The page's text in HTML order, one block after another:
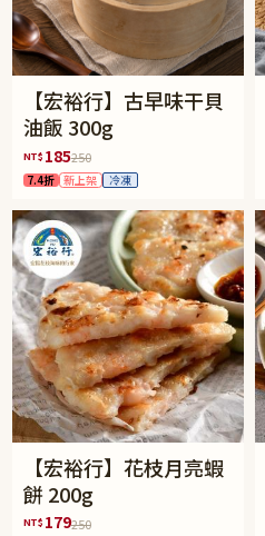
【宏裕行】古早味干貝
油飯 300g
NT$ 185250
7.4折 新上架 冷凍
【宏裕行】花枝月亮蝦
餅 200g
NT$ 179250